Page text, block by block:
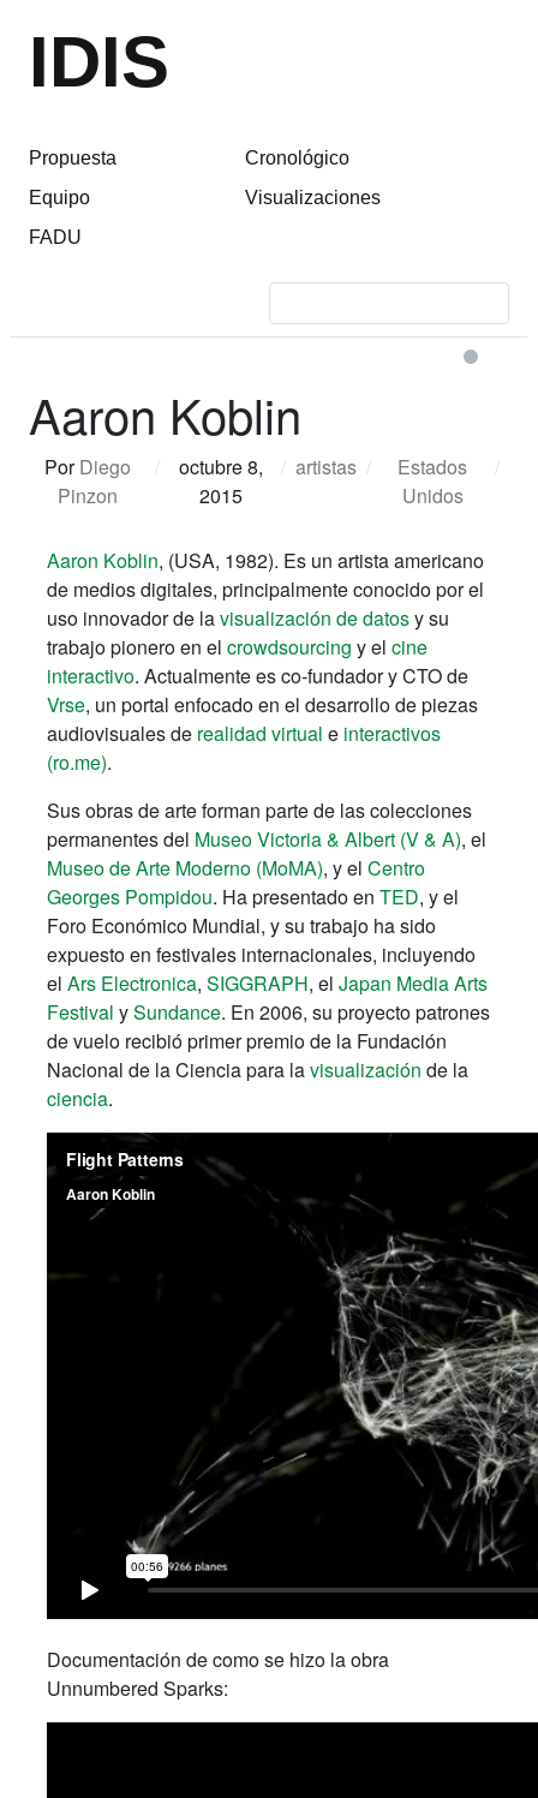
IDIS
Propuesta
Equipo
FADU
Cronológico
Visualizaciones
Aaron Koblin
PorDiego
Pinzon
/
octubre 8,
2015
/ artistas /
Estados
Unidos
/
Aaron Koblin, (USA, 1982). Es un artista americano
de medios digitales, principalmente conocido por el
uso innovador de lavisualización de datosy su
trabajo pionero en el crowdsourcing y el cine
interactivo. Actualmente es co-fundador y CTO de
Vrse, un portal enfocado en el desarrollo de piezas
audiovisuales de realidad virtual e interactivos
(ro.me).
Sus obras de arte forman parte de las colecciones
permanentes del Museo Victoria & Albert (V & A), el
Museo de Arte Moderno (MoMA), y el Centro
Georges Pompidou. Ha presentado en TED, y el
Foro Económico Mundial, y su trabajo ha sido
expuesto en festivales internacionales, incluyendo
el Ars Electronica, SIGGRAPH, el Japan Media Arts
Festival ySundance. En 2006, su proyecto patrones
de vuelo recibió primer premio de la Fundación
Nacional de la Ciencia para lavisualización de la
ciencia.
Documentación de como se hizo la obra
Unnumbered Sparks: